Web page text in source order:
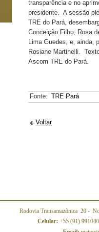
transparência e no
presidente. A sessão
TRE do Pará,
Conceição Filho, Rosa
Lima Guedes, e, ainda,
Rosiane Martinelli.
Ascom TRE do Pará.
Fonte: TRE Pará
Voltar
Rodovia Transamazônica 20 -
Celular: +55 (91)